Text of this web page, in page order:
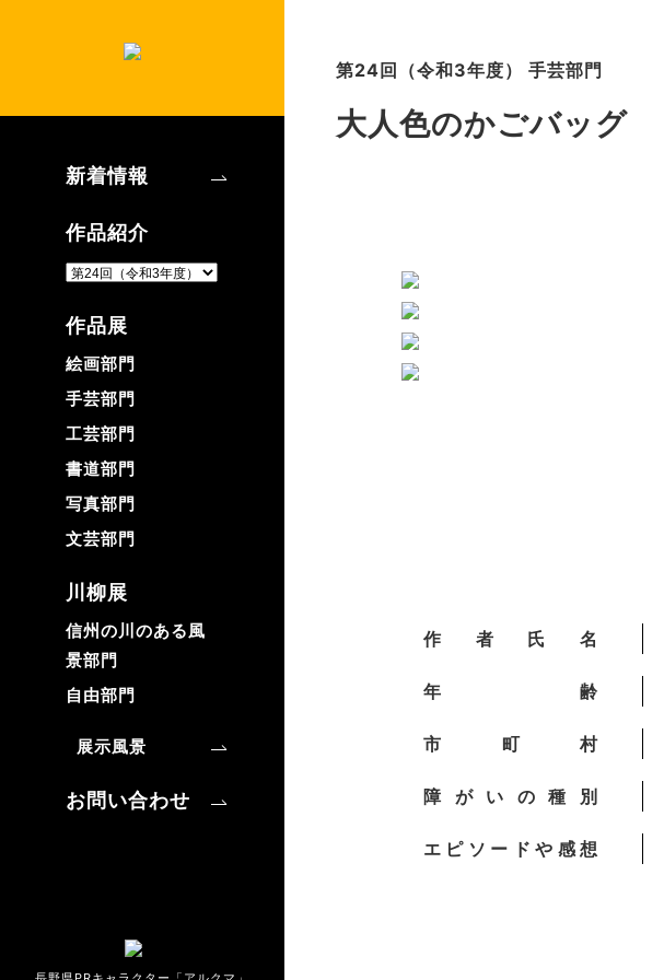
新着情報
作品紹介
作品展
絵画部門
手芸部門
工芸部門
書道部門
写真部門
文芸部門
川柳展
信州の川のある風
景部門
自由部門
展示風景
お問い合わせ
第24回（令和3年度） 手芸部門
大人色のかごバッグ
作者氏名
年齢
市町村
障がいの種別
エピソードや感想